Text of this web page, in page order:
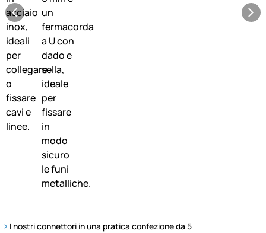
I nostri connettori in una pratica confezione da 5